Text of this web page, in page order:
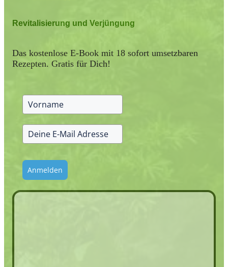
Revitalisierung und Verjüngung
Das kostenlose E-Book mit 18 sofort umsetzbaren
Rezepten. Gratis für Dich!
Anmelden